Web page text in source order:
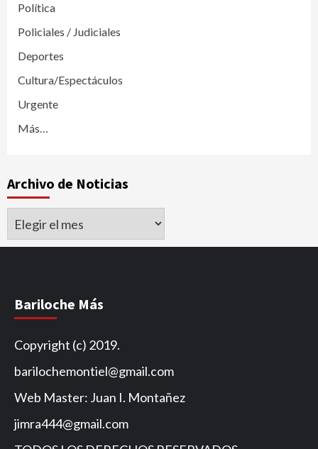
Política
Policiales / Judiciales
Deportes
Cultura/Espectáculos
Urgente
Más…
Archivo de Noticias
Archivo
Bariloche Más
Copyright (c) 2019.
barilochemontiel@gmail.com
Web Master: Juan I. Montañez
jimra444@gmail.com